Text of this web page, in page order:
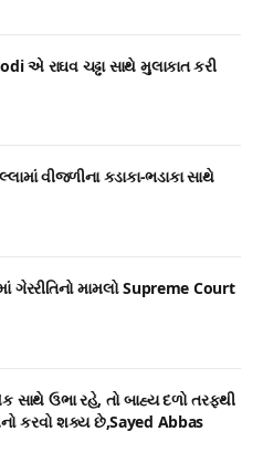
એ રાઘવ ચઢ્ઢા સાથે મુલાકાત કરી
વીજળીના કડાકા-ભડાકા સાથે
ગેરરીતિનો મામલો Supreme Court
સાથે ઉભા રહે, તો બાહ્ય દળો તરફથી
કરવો શક્ય છે,Sayed Abbas